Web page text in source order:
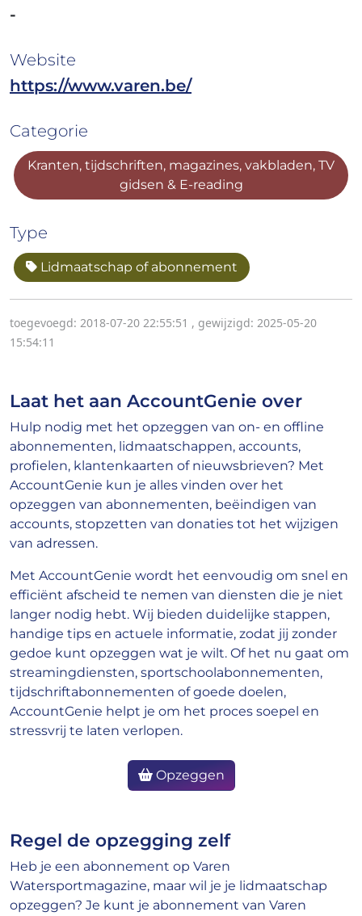
-
Website
https://www.varen.be/
Categorie
Kranten, tijdschriften, magazines, vakbladen, TV
gidsen & E-reading
Type
Lidmaatschap of abonnement
toegevoegd: 2018-07-20 22:55:51 , gewijzigd: 2025-05-20
15:54:11
Laat het aan AccountGenie over
Hulp nodig met het opzeggen van on- en offline
abonnementen, lidmaatschappen, accounts,
profielen, klantenkaarten of nieuwsbrieven? Met
AccountGenie kun je alles vinden over het
opzeggen van abonnementen, beëindigen van
accounts, stopzetten van donaties tot het wijzigen
van adressen.
Met AccountGenie wordt het eenvoudig om snel en
efficiënt afscheid te nemen van diensten die je niet
langer nodig hebt. Wij bieden duidelijke stappen,
handige tips en actuele informatie, zodat jij zonder
gedoe kunt opzeggen wat je wilt. Of het nu gaat om
streamingdiensten, sportschoolabonnementen,
tijdschriftabonnementen of goede doelen,
AccountGenie helpt je om het proces soepel en
stressvrij te laten verlopen.
Opzeggen
Regel de opzegging zelf
Heb je een abonnement op Varen
Watersportmagazine, maar wil je je lidmaatschap
opzeggen? Je kunt je abonnement van Varen